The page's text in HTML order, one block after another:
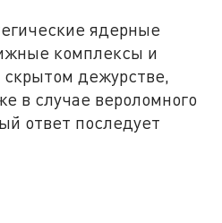
ядерные
комплексы и
дежурстве,
в случае вероломного
ответ последует